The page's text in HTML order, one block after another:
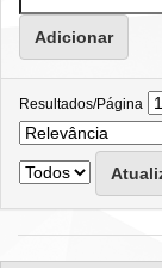
Resultados/Página